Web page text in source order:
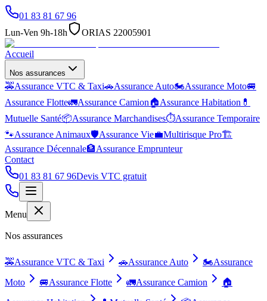
01 83 81 67 96
Lun-Ven 9h-18h
ORIAS 22005901
Accueil
Nos assurances
🚕Assurance VTC & Taxi🚗Assurance Auto🏍️Assurance Moto🚐
Assurance Flotte🚛Assurance Camion🏠Assurance Habitation 💊
Mutuelle Santé📦Assurance Marchandises⏱️Assurance Temporaire
🐾Assurance Animaux🛡️Assurance Vie💼Multirisque Pro🏗️
Assurance Décennale🏦Assurance Emprunteur
Contact
01 83 81 67 96Devis VTC gratuit
Menu
Nos assurances
🚕Assurance VTC & Taxi 🚗Assurance Auto 🏍️Assurance
Moto
🚐Assurance Flotte 🚛Assurance Camion
🏠